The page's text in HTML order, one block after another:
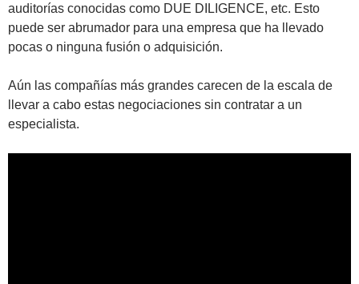
auditorías conocidas como DUE DILIGENCE, etc. Esto
puede ser abrumador para una empresa que ha llevado
pocas o ninguna fusión o adquisición.
Aún las compañías más grandes carecen de la escala de
llevar a cabo estas negociaciones sin contratar a un
especialista.